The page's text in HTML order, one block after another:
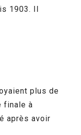
1903. Il
plus de
finale à
après avoir